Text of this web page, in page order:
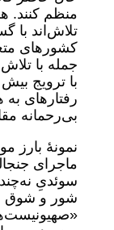
منظم کنند.
تلاش‌اند با
کشورهای
جمله با
با ترویج
رفتارهای به
بی‌رحمانه
نمونۀ بارز
ماجرای
سوئدیِ
شور و شوق